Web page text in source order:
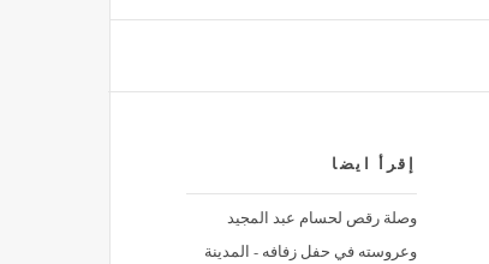
إقرأ ايضا
وصلة رقص لحسام عبد المجيد
وعروسته في حفل زفافه - المدينة